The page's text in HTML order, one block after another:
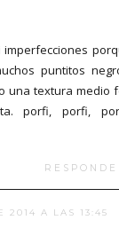
puntitos
una textura medio
porfi, porfi,
2014 A LAS 13:45